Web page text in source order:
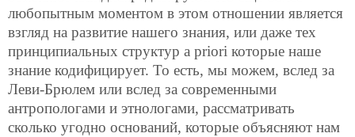
любопытным моментом в этом отношении является
взгляд на развитие нашего знания, или даже тех
принципиальных структур a priori которые наше
знание кодифицирует. То есть, мы можем, вслед за
Леви-Брюлем или вслед за современными
антропологами и этнологами, рассматривать
сколько угодно оснований, которые объясняют нам